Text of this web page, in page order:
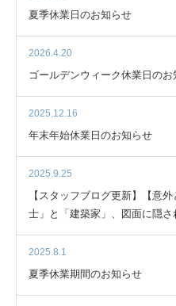
夏季休業日のお知らせ
2026.4.20
ゴールデンウィーク休業日のお
2025.12.16
年末年始休業日のお知らせ
2025.9.25
【スタッフブログ更新】【意
士」と「建築家」、図面に隠
2025.8.1
夏季休業期間のお知らせ